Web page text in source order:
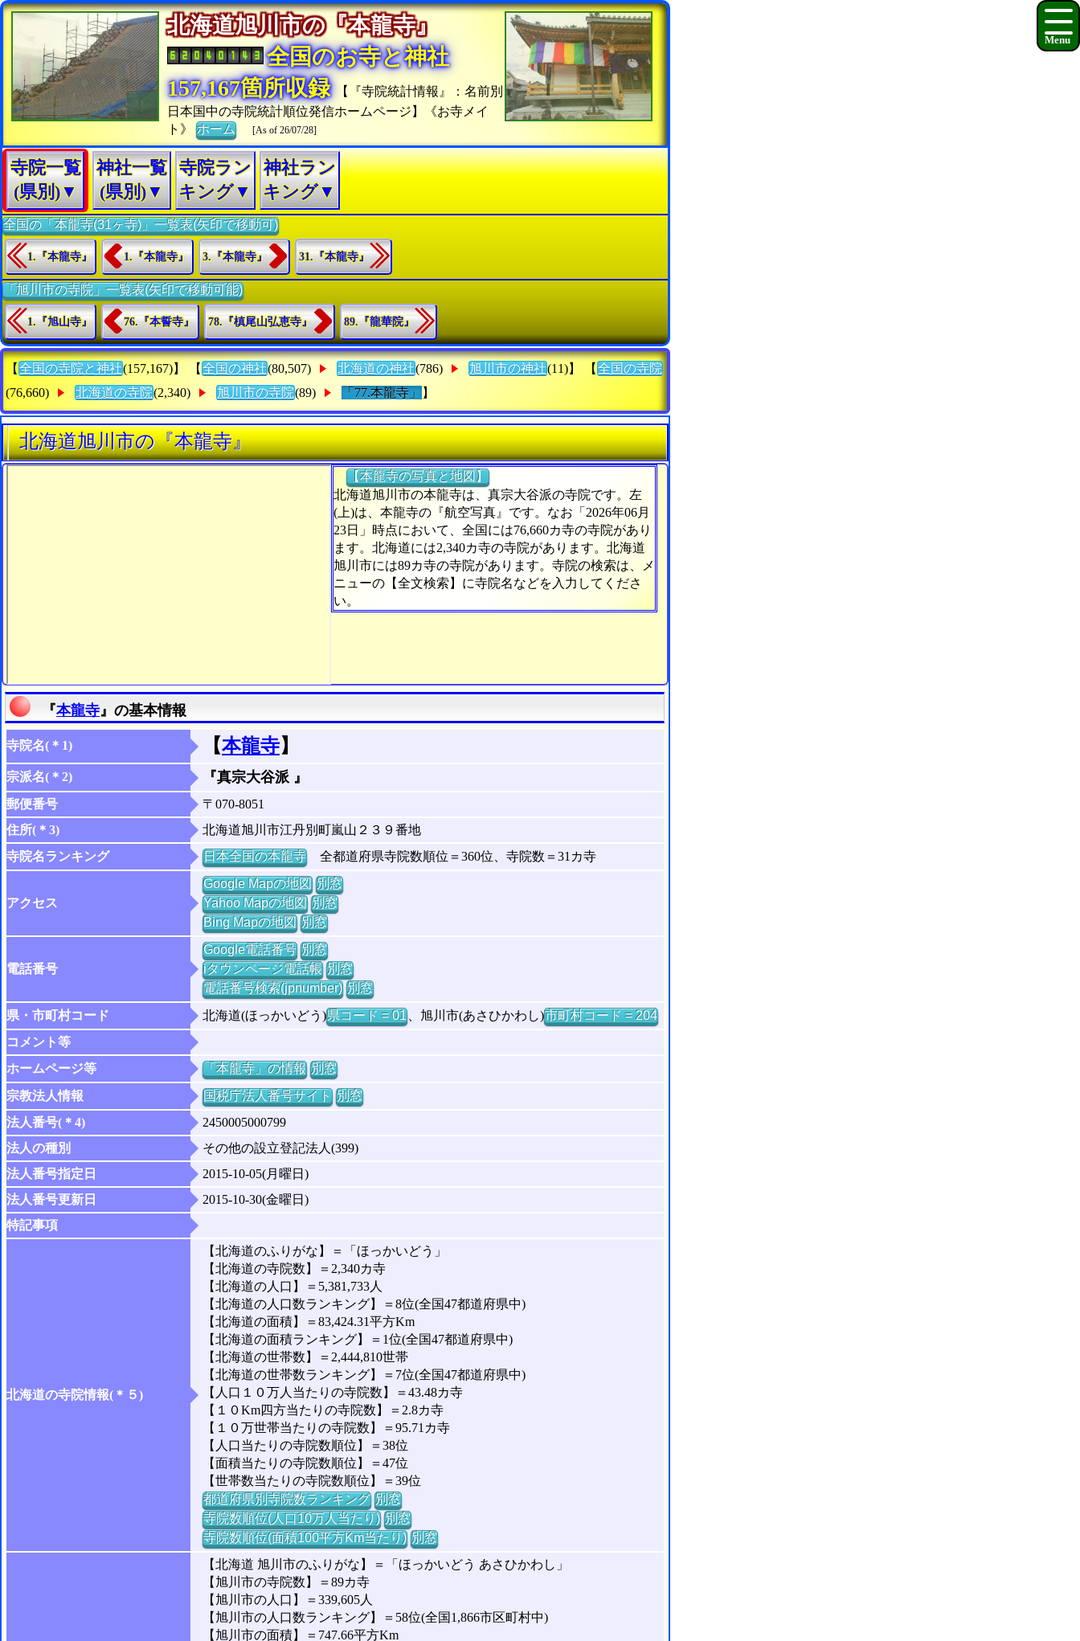
北海道旭川市の『本龍寺』
全国のお寺と神社
157,167箇所収録
【『寺院統計情報』：名前別
日本国中の寺院統計順位発信ホームページ】《お寺メイ
ト》ホーム [As of 26/07/28]
寺院一覧
(県別)▼
神社一覧
(県別)▼
寺院ラン
キング▼
神社ラン
キング▼
全国の「本龍寺(31ヶ寺)」一覧表(矢印で移動可)
1.『本龍寺』 1.『本龍寺』 3.『本龍寺』 31.『本龍寺』
「旭川市の寺院」一覧表(矢印で移動可能)
1.『旭山寺』 76.『本誓寺』 78.『槙尾山弘恵寺』 89.『龍華院』
【 全国の寺院と神社(157,167)】 【 全国の神社(80,507) 北海道の神社(786) 旭川市の神社(11)】 【 全国の寺院
(76,660)
北海道の寺院(2,340) 旭川市の寺院(89) 「77.本龍寺」 】
北海道旭川市の『本龍寺』
【本龍寺の写真と地図】
北海道旭川市の本龍寺は、真宗大谷派の寺院です。左
(上)は、本龍寺の『航空写真』です。なお「2026年06月
23日」時点において、全国には76,660カ寺の寺院があり
ます。北海道には2,340カ寺の寺院があります。北海道
旭川市には89カ寺の寺院があります。寺院の検索は、メ
ニューの【全文検索】に寺院名などを入力してくださ
い。
『本龍寺』の基本情報
寺院名(＊1) 【本龍寺】
宗派名(＊2) 『真宗大谷派 』
郵便番号
〒070-8051
住所(＊3)
北海道旭川市江丹別町嵐山２３９番地
寺院名ランキング
日本全国の本龍寺全都道府県寺院数順位＝360位、寺院数＝31カ寺
アクセス
Google Mapの地図 別窓
Yahoo Mapの地図 別窓
Bing Mapの地図 別窓
電話番号
Google電話番号 別窓
iタウンページ電話帳 別窓
電話番号検索(jpnumber) 別窓
県・市町村コード
北海道(ほっかいどう)県コード = 01、旭川市(あさひかわし)市町村コード = 204
コメント等
ホームページ等
「本龍寺」の情報 別窓
宗教法人情報
国税庁法人番号サイト 別窓
法人番号(＊4)
2450005000799
法人の種別
その他の設立登記法人(399)
法人番号指定日
2015-10-05(月曜日)
法人番号更新日
2015-10-30(金曜日)
特記事項
北海道の寺院情報(＊５)
【北海道のふりがな】＝「ほっかいどう」
【北海道の寺院数】＝2,340カ寺
【北海道の人口】＝5,381,733人
【北海道の人口数ランキング】＝8位(全国47都道府県中)
【北海道の面積】＝83,424.31平方Km
【北海道の面積ランキング】＝1位(全国47都道府県中)
【北海道の世帯数】＝2,444,810世帯
【北海道の世帯数ランキング】＝7位(全国47都道府県中)
【人口１０万人当たりの寺院数】＝43.48カ寺
【１０Km四方当たりの寺院数】＝2.8カ寺
【１０万世帯当たりの寺院数】＝95.71カ寺
【人口当たりの寺院数順位】＝38位
【面積当たりの寺院数順位】＝47位
【世帯数当たりの寺院数順位】＝39位
都道府県別寺院数ランキング 別窓
寺院数順位(人口10万人当たり) 別窓
寺院数順位(面積100平方Km当たり) 別窓
【北海道 旭川市のふりがな】＝「ほっかいどう あさひかわし」
【旭川市の寺院数】＝89カ寺
【旭川市の人口】＝339,605人
【旭川市の人口数ランキング】＝58位(全国1,866市区町村中)
【旭川市の面積】＝747.66平方Km